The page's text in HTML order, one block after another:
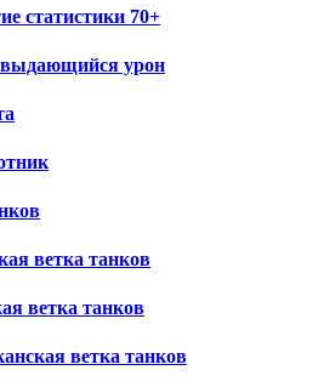
статистики 70+
урон
ветка танков
ветка танков
ветка танков